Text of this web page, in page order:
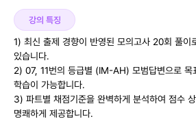
강의 특징
1) 최신 출제 경향이 반영된 모의고사 20회 풀이
있습니다.
2) 07, 11번의 등급별 (IM-AH) 모범답변으로 목
학습이 가능합니다.
3) 파트별 채점기준을 완벽하게 분석하여 점수
명쾌하게 제공합니다.